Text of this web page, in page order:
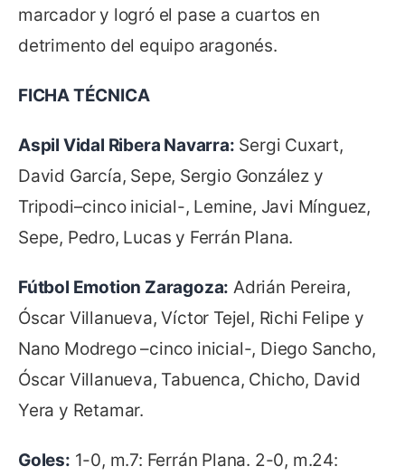
marcador y logró el pase a cuartos en
detrimento del equipo aragonés.
FICHA TÉCNICA
Aspil Vidal Ribera Navarra: Sergi Cuxart,
David García, Sepe, Sergio González y
Tripodi–cinco inicial-, Lemine, Javi Mínguez,
Sepe, Pedro, Lucas y Ferrán Plana.
Fútbol Emotion Zaragoza: Adrián Pereira,
Óscar Villanueva, Víctor Tejel, Richi Felipe y
Nano Modrego –cinco inicial-, Diego Sancho,
Óscar Villanueva, Tabuenca, Chicho, David
Yera y Retamar.
Goles: 1-0, m.7: Ferrán Plana. 2-0, m.24: